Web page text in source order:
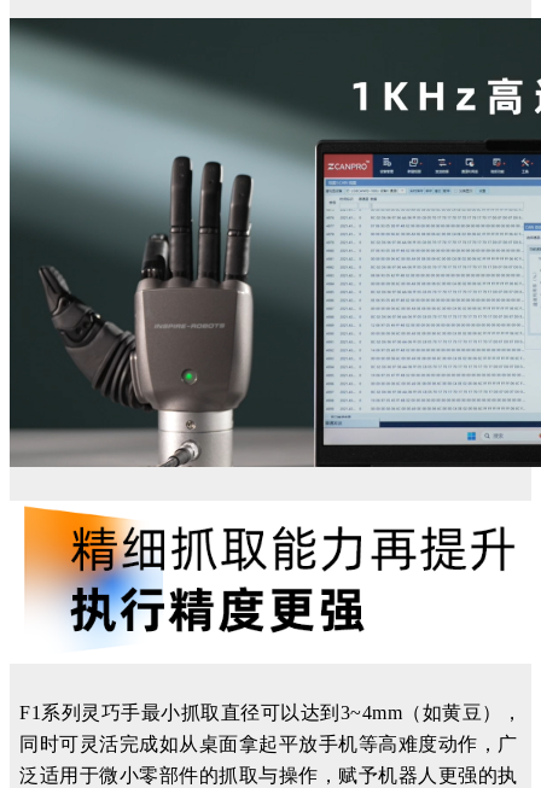
F1 系列 灵巧手最小抓取直径可以达到 3~4mm（如黄豆），
同时可灵活完成如从桌面拿起平放手机等高难度动作 ， 广
泛适用于微小零部件的抓取与操作，赋予机器人更强的执